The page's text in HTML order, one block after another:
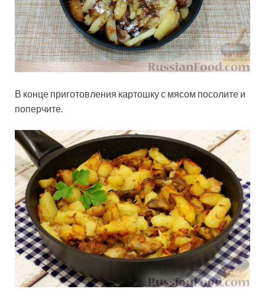
В конце приготовления картошку с мясом посолите и
поперчите.